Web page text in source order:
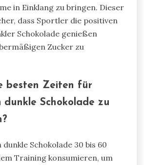
in Einklang zu bringen. Dieser
dass Sportler die positiven
Schokolade genießen
Zucker zu
besten Zeiten für
dunkle Schokolade zu
Schokolade 30 bis 60
Training konsumieren, um